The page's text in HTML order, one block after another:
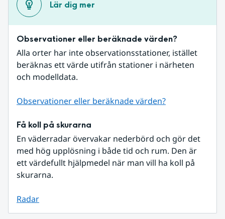
Lär dig mer
Observationer eller beräknade värden?
Alla orter har inte observationsstationer, istället
beräknas ett värde utifrån stationer i närheten
och modelldata.
Observationer eller beräknade värden?
Få koll på skurarna
En väderradar övervakar nederbörd och gör det
med hög upplösning i både tid och rum. Den är
ett värdefullt hjälpmedel när man vill ha koll på
skurarna.
Radar